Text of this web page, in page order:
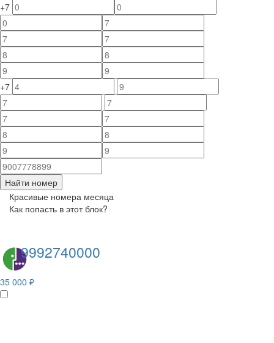
+7
+7
Найти номер
Красивые номера месяца
Как попасть в этот блок?
9992740000
35 000 ₽